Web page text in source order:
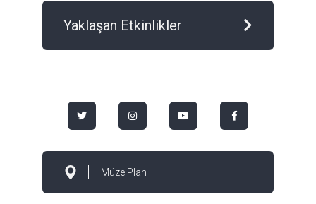
Yaklaşan Etkinlikler
Müze Plan